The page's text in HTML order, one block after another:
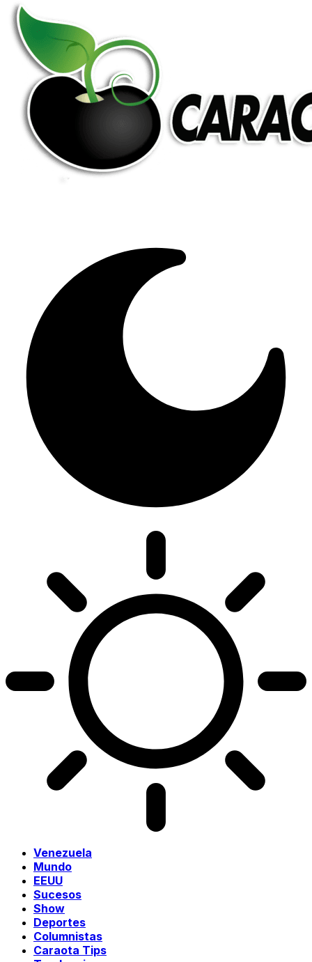
Venezuela
Mundo
EEUU
Sucesos
Show
Deportes
Columnistas
Caraota Tips